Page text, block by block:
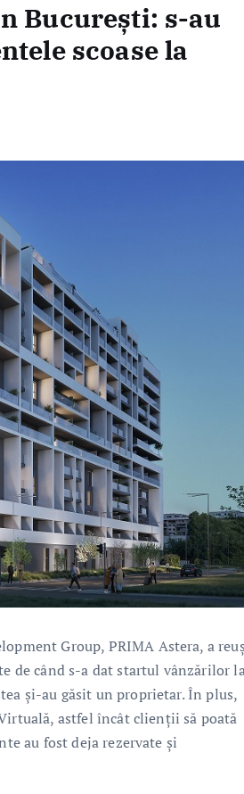
București: s-au
scoase la
Group, PRIMA Astera, a
de când s-a dat startul vânzărilor
și-au găsit un proprietar. În plus,
astfel încât clienții să poată
au fost deja rezervate și